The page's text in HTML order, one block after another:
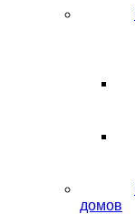
домов